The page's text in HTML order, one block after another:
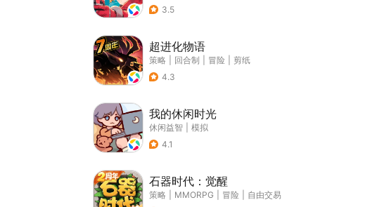
3.5
超进化物语
策略 回合制 冒险
剪纸
4.3
我的休闲时光
休闲益智
模拟
4.1
石器时代：觉醒
策略 MMORPG 冒险
自由交易